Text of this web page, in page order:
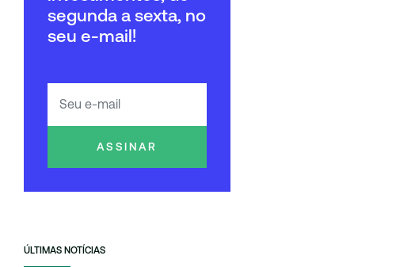
segunda a sexta, no
seu e-mail!
ASSINAR
ÚLTIMAS NOTÍCIAS